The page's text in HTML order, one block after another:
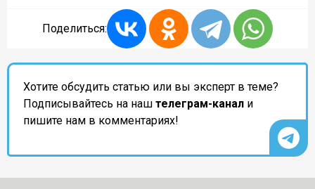
Поделиться:
Хотите обсудить статью или вы эксперт в теме?
Подписывайтесь на наш телеграм-канал и
пишите нам в комментариях!